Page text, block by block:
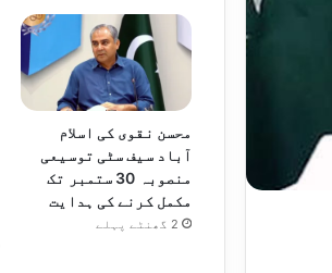
محسن نقوی کی اسلام
آباد سیف سٹی توسیعی
منصوبہ 30 ستمبر تک
مکمل کرنے کی ہدایت
2 گھنٹے پہلے